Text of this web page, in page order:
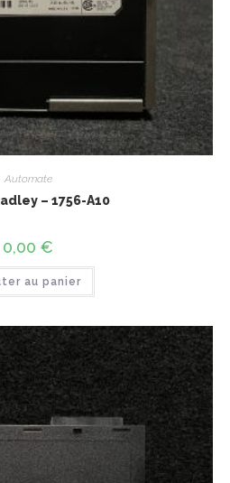
Automate
– 1756-A10
0,00 €
au panier